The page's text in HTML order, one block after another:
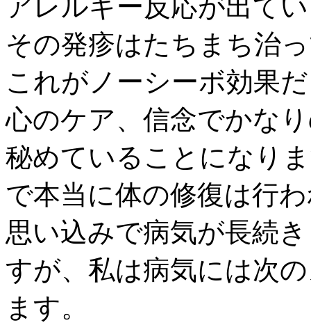
アレルギー反応が出て
その発疹はたちまち治
これがノーシーボ効果
心のケア、信念でかな
秘めていることになり
で本当に体の修復は行
思い込みで病気が長続
すが、私は病気には次
ます。